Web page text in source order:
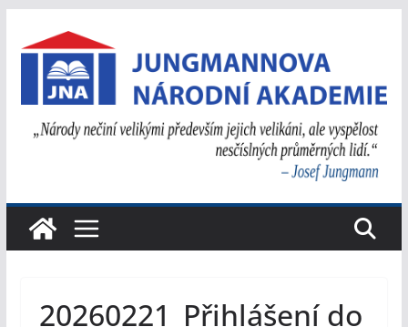
na
obsah
20260221_Přihlášení do